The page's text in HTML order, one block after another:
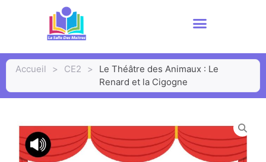
Accueil > CE2 >
Le Théâtre des Animaux : Le
Renard et la Cigogne